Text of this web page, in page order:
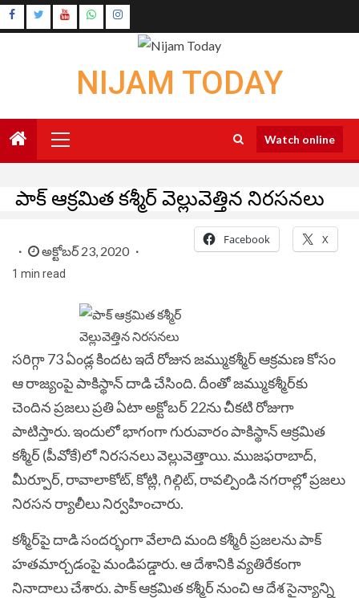
Skip
to
Instagram
NIJAM TODAY
Menu
Watch online
పాక్ ఆక్రమిత కశ్మీర్‌ వెల్లువెత్తిన నిరసనలు
అక్టోబర్ 23, 2020
1 min read
Facebook X
సరిగ్గా 73 ఏండ్ల కిందట ఇదే రోజున జమ్ముకశ్మీర్ ఆక్రమణ కోసం
ఆ రాజ్యంపై పాకిస్థాన్‌ దాడి చేసింది. దీంతో జమ్ముకశ్మీర్‌కు
చెందిన ప్రజలు ప్రతి ఏటా అక్టోబర్‌ 22ను చీకటి రోజుగా
పాటిస్తారు. ఇందులో భాగంగా గురువారం పాకిస్థాన్‌ ఆక్రమిత
కశ్మీర్‌ (పీవోకే)లో నిరసనలు వెల్లువెత్తాయి. ముజఫరాబాద్,
మీర్పూర్, రావాలాకోట్, కోట్లి, గిల్గిట్, రావల్పిండి నగరాల్లో ప్రజలు
నిరసన ర్యాలీలు నిర్వహించారు.
కశ్మీర్‌పై దాడి సందర్భంగా వేలాది మంది కశ్మీరీ ప్రజలను పాక్‌
హతమార్చడంపై మండిపడ్డారు. ఆ దేశానికి వ్యతిరేకంగా
నినాదాలు చేశారు. పాక్‌ ఆక్రమిత కశ్మీర్‌ నుంచి ఆ దేశ సైన్యాన్ని